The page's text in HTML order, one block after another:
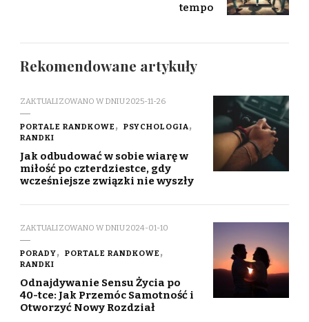
tempo
Rekomendowane artykuły
ZAKTUALIZOWANO W DNIU2025-11-26
PORTALE RANDKOWE
PSYCHOLOGIA
RANDKI
Jak odbudować w sobie wiarę w
miłość po czterdziestce, gdy
wcześniejsze związki nie wyszły
ZAKTUALIZOWANO W DNIU2024-01-10
PORADY
PORTALE RANDKOWE
RANDKI
Odnajdywanie Sensu Życia po
40-tce: Jak Przemóc Samotność i
Otworzyć Nowy Rozdział